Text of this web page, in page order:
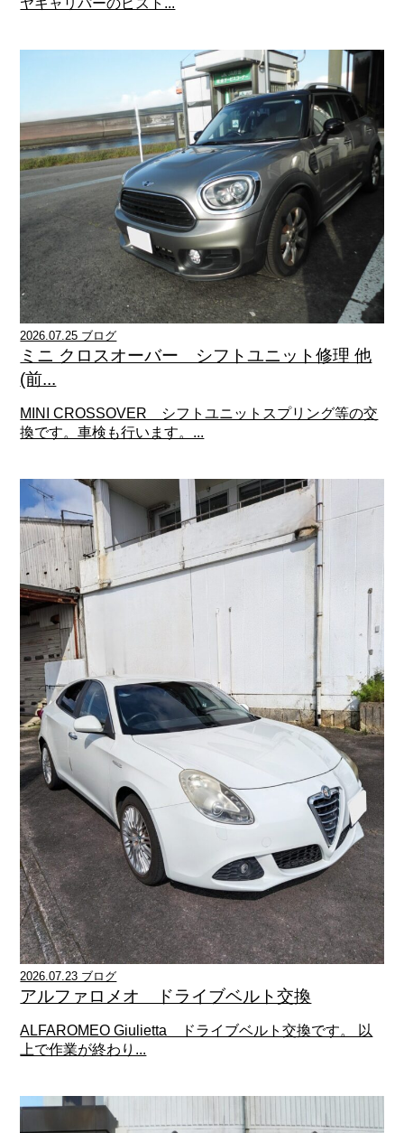
ヤキャリパーのピスト...
2026.07.25 ブログ
ミニ クロスオーバー シフトユニット修理 他
(前...
MINI CROSSOVER シフトユニットスプリング等の交
換です。車検も行います。...
2026.07.23 ブログ
アルファロメオ ドライブベルト交換
ALFAROMEO Giulietta ドライブベルト交換です。 以
上で作業が終わり...